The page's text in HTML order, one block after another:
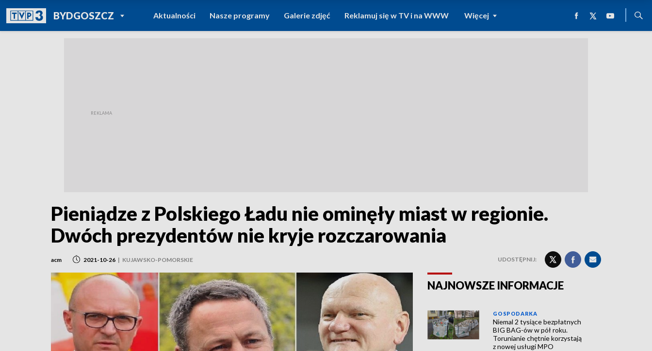
BYDGOSZCZPOWRÓT DO
TVP REGIONY
Aktualności Nasze programy Galerie zdjęć Reklamuj się w TV i na WWW Więcej
Pieniądze z Polskiego Ładu nie ominęły miast w regionie.
Dwóch prezydentów nie kryje rozczarowania
acm 2021-10-26 | KUJAWSKO-POMORSKIE UDOSTĘPNIJ:
NAJNOWSZE INFORMACJE
GOSPODARKA
Niemal 2 tysiące bezpłatnych
BIG BAG-ów w pół roku.
Torunianie chętnie korzystają
z nowej usługi MPO